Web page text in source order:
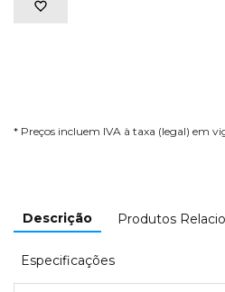
* Preços incluem IVA à taxa (legal) em
Descrição Produtos
Especificações